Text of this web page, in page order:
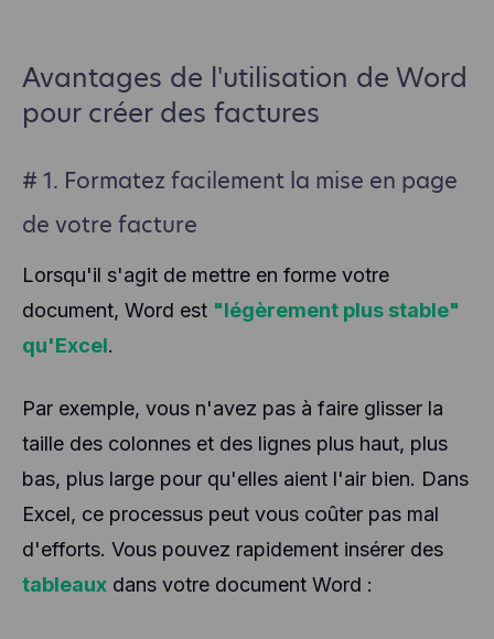
Avantages de l'utilisation de Word
pour créer des factures
# 1. Formatez facilement la mise en page
de votre facture
Lorsqu'il s'agit de mettre en forme votre
document, Word est "légèrement plus stable"
qu'Excel.
Par exemple, vous n'avez pas à faire glisser la
taille des colonnes et des lignes plus haut, plus
bas, plus large pour qu'elles aient l'air bien. Dans
Excel, ce processus peut vous coûter pas mal
d'efforts. Vous pouvez rapidement insérer des
tableaux dans votre document Word :